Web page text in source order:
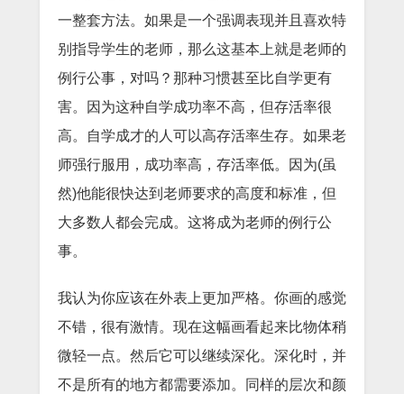
一整套方法。如果是一个强调表现并且喜欢特
别指导学生的老师，那么这基本上就是老师的
例行公事，对吗？那种习惯甚至比自学更有
害。因为这种自学成功率不高，但存活率很
高。自学成才的人可以高存活率生存。如果老
师强行服用，成功率高，存活率低。因为(虽
然)他能很快达到老师要求的高度和标准，但
大多数人都会完成。这将成为老师的例行公
事。
我认为你应该在外表上更加严格。你画的感觉
不错，很有激情。现在这幅画看起来比物体稍
微轻一点。然后它可以继续深化。深化时，并
不是所有的地方都需要添加。同样的层次和颜